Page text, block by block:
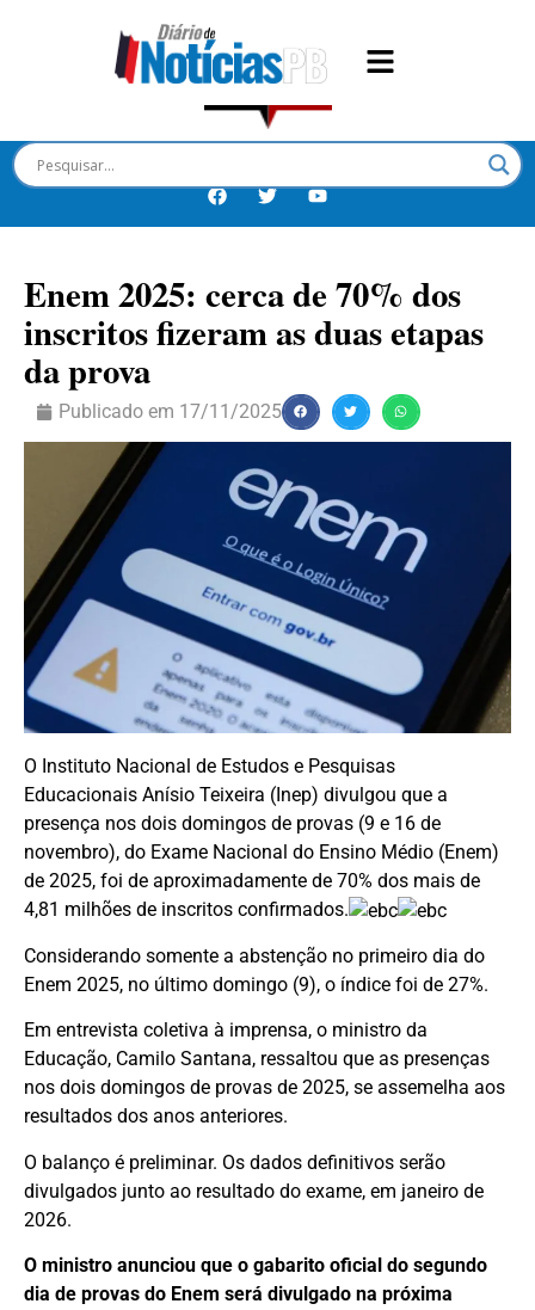
Enem 2025: cerca de 70% dos
inscritos fizeram as duas etapas
da prova
Publicado em 17/11/2025
O Instituto Nacional de Estudos e Pesquisas
Educacionais Anísio Teixeira (Inep) divulgou que a
presença nos dois domingos de provas (9 e 16 de
novembro), do Exame Nacional do Ensino Médio (Enem)
de 2025, foi de aproximadamente de 70% dos mais de
4,81 milhões de inscritos confirmados.
Considerando somente a abstenção no primeiro dia do
Enem 2025, no último domingo (9), o índice foi de 27%.
Em entrevista coletiva à imprensa, o ministro da
Educação, Camilo Santana, ressaltou que as presenças
nos dois domingos de provas de 2025, se assemelha aos
resultados dos anos anteriores.
O balanço é preliminar. Os dados definitivos serão
divulgados junto ao resultado do exame, em janeiro de
2026.
O ministro anunciou que o gabarito oficial do segundo
dia de provas do Enem será divulgado na próxima